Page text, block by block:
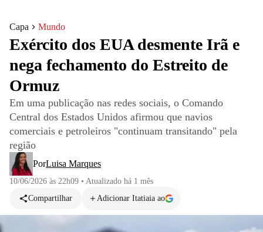
Capa Mundo
Exército dos EUA desmente Irã e
nega fechamento do Estreito de
Ormuz
Em uma publicação nas redes sociais, o Comando
Central dos Estados Unidos afirmou que navios
comerciais e petroleiros "continuam transitando" pela
região
PorLuisa Marques
10/06/2026 às 22h09 • Atualizado há 1 mês
Compartilhar
Adicionar Itatiaia ao